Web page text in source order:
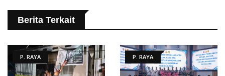
Berita Terkait
P. RAYA P. RAYA